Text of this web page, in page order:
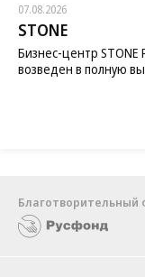
07.08.2026
STONE
Бизнес-центр STONE
возведен в полную
Благотворительный